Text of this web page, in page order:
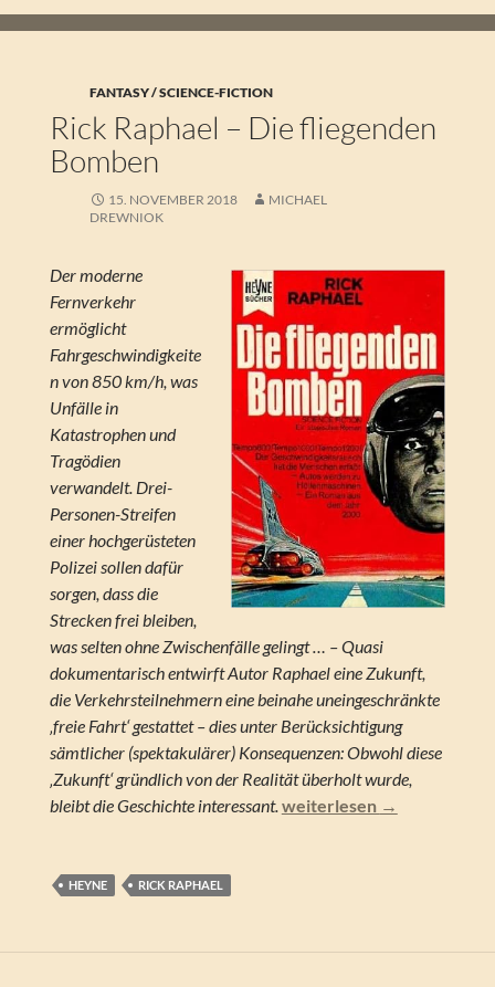
FANTASY / SCIENCE-FICTION
Rick Raphael – Die fliegenden
Bomben
15. NOVEMBER 2018
MICHAEL
DREWNIOK
Der moderne
Fernverkehr
ermöglicht
Fahrgeschwindigkeite
n von 850 km/h, was
Unfälle in
Katastrophen und
Tragödien
verwandelt. Drei-
Personen-Streifen
einer hochgerüsteten
Polizei sollen dafür
sorgen, dass die
Strecken frei bleiben,
was selten ohne Zwischenfälle gelingt … – Quasi
dokumentarisch entwirft Autor Raphael eine Zukunft,
die Verkehrsteilnehmern eine beinahe uneingeschränkte
‚freie Fahrt‘ gestattet – dies unter Berücksichtigung
sämtlicher (spektakulärer) Konsequenzen: Obwohl diese
‚Zukunft‘ gründlich von der Realität überholt wurde,
bleibt die Geschichte interessant.Rick Raphael – Die
weiterlesen →
HEYNE RICK RAPHAEL